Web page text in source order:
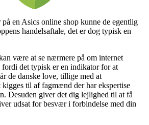
en Asics online shop kunne de egentlig
handelsaftale, det er dog typisk en
være at se nærmere på om internet
det typisk er en indikator for at
de danske love, tillige med at
til af fagmænd der har ekspertise
Desuden giver det dig lejlighed til at få
udsat for besvær i forbindelse med din